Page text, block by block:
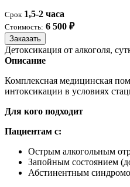
Срок 1,5-2 часа
Стоимость: 6 500 ₽
Заказать
Детоксикация от алкоголя,
Описание
Комплексная медицинская
интоксикации в условиях
Для кого подходит
Пациентам с:
Острым алкогольным
Запойным состоянием
Абстинентным